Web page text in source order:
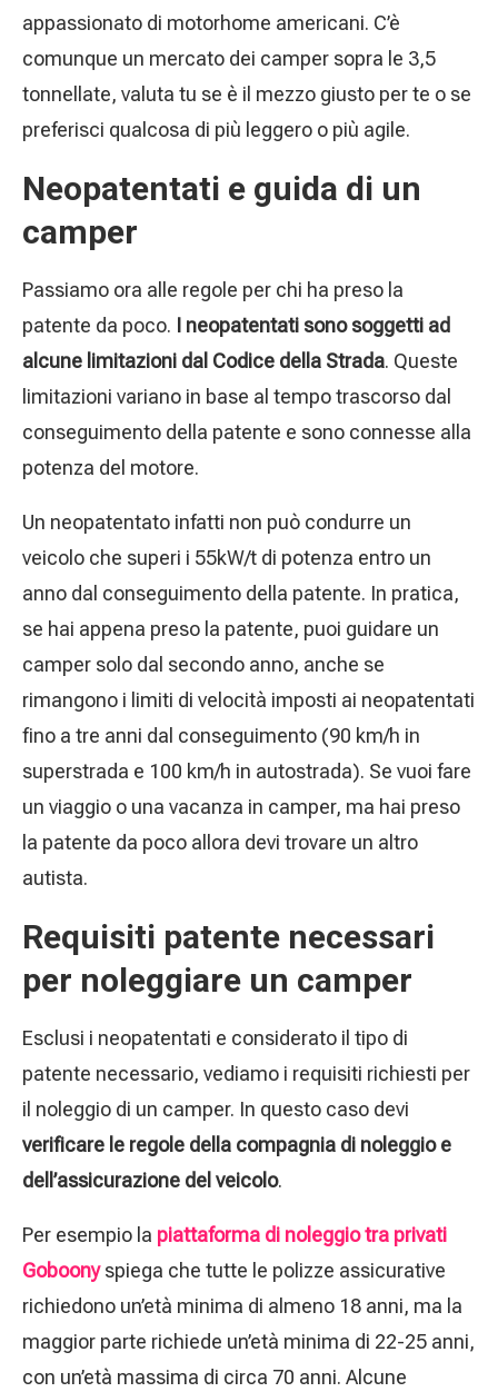
appassionato di motorhome americani. C’è
comunque un mercato dei camper sopra le 3,5
tonnellate, valuta tu se è il mezzo giusto per te o se
preferisci qualcosa di più leggero o più agile.
Neopatentati e guida di un
camper
Passiamo ora alle regole per chi ha preso la
patente da poco. I neopatentati sono soggetti ad
alcune limitazioni dal Codice della Strada. Queste
limitazioni variano in base al tempo trascorso dal
conseguimento della patente e sono connesse alla
potenza del motore.
Un neopatentato infatti non può condurre un
veicolo che superi i 55kW/t di potenza entro un
anno dal conseguimento della patente. In pratica,
se hai appena preso la patente, puoi guidare un
camper solo dal secondo anno, anche se
rimangono i limiti di velocità imposti ai neopatentati
fino a tre anni dal conseguimento (90 km/h in
superstrada e 100 km/h in autostrada). Se vuoi fare
un viaggio o una vacanza in camper, ma hai preso
la patente da poco allora devi trovare un altro
autista.
Requisiti patente necessari
per noleggiare un camper
Esclusi i neopatentati e considerato il tipo di
patente necessario, vediamo i requisiti richiesti per
il noleggio di un camper. In questo caso devi
verificare le regole della compagnia di noleggio e
dell’assicurazione del veicolo.
Per esempio la piattaforma di noleggio tra privati
Goboonyspiega che tutte le polizze assicurative
richiedono un’età minima di almeno 18 anni, ma la
maggior parte richiede un’età minima di 22-25 anni,
con un’età massima di circa 70 anni. Alcune